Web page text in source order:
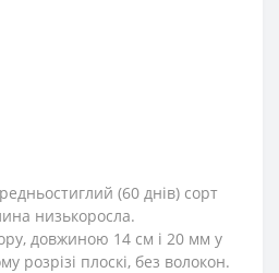
(60 днів) сорт
низькоросла.
довжиною 14 см і 20 мм у
розрізі плоскі, без волокон.